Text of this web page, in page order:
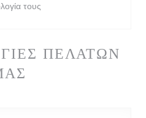
ΠΕΛΑΤΏΝ
τους